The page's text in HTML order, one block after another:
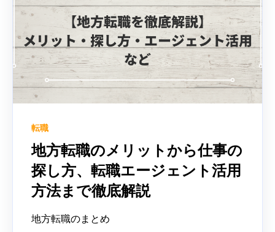
転職
地方転職のメリットから仕事の
探し方、転職エージェント活用
方法まで徹底解説
地方転職のまとめ